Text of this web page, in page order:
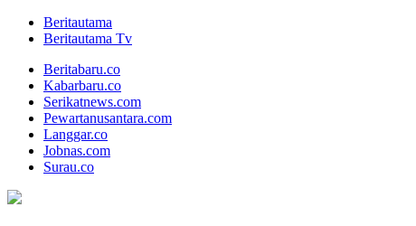
Beritautama
Beritautama Tv
Beritabaru.co
Kabarbaru.co
Serikatnews.com
Pewartanusantara.com
Langgar.co
Jobnas.com
Surau.co